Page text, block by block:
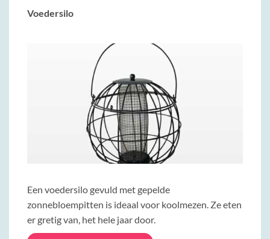
Voedersilo
Een voedersilo gevuld met gepelde
zonnebloempitten is ideaal voor koolmezen. Ze eten
er gretig van, het hele jaar door.